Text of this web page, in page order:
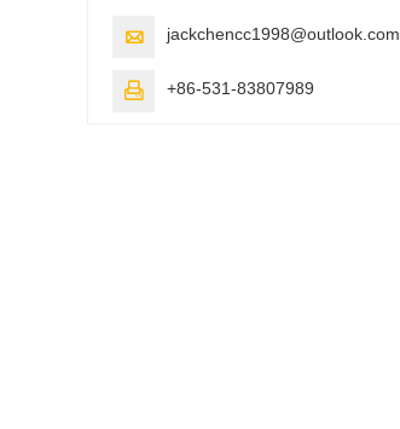
 jackchencc1998@outlook.com
 +86-531-83807989